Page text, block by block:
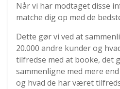
Når vi har modtaget disse
matche dig op med de
Dette gør vi ved at
20.000 andre kunder og
tilfredse med at booke, det
sammenligne med mere
og hvad de har været